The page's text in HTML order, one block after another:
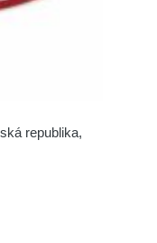
republika,